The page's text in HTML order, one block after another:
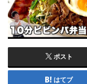
ポスト
はてブ